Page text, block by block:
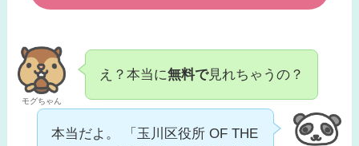
モグちゃん
え？本当に無料で見れちゃうの？
本当だよ。 「玉川区役所 OF THE